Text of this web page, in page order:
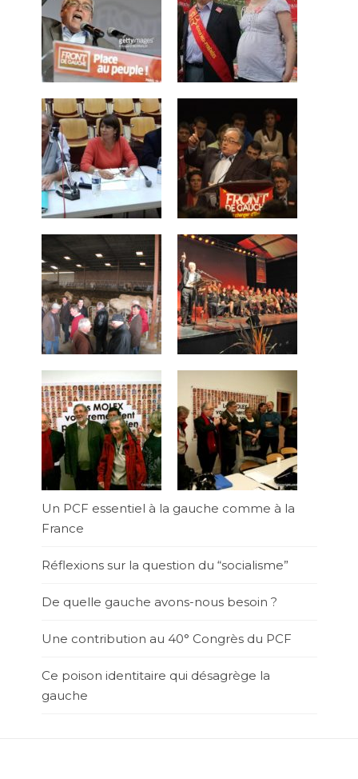
Un PCF essentiel à la gauche comme à la
France
Réflexions sur la question du “socialisme”
De quelle gauche avons-nous besoin ?
Une contribution au 40° Congrès du PCF
Ce poison identitaire qui désagrège la
gauche